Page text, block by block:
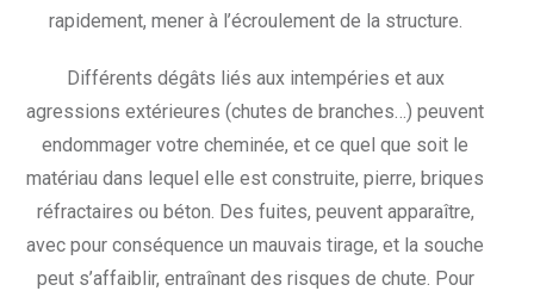
rapidement, mener à l’écroulement de la structure.
Différents dégâts liés aux intempéries et aux
agressions extérieures (chutes de branches…) peuvent
endommager votre cheminée, et ce quel que soit le
matériau dans lequel elle est construite, pierre, briques
réfractaires ou béton. Des fuites, peuvent apparaître,
avec pour conséquence un mauvais tirage, et la souche
peut s’affaiblir, entraînant des risques de chute. Pour